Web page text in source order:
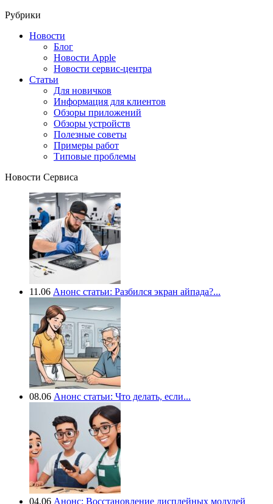
Рубрики
Новости
Блог
Новости Apple
Новости сервис-центра
Статьи
Для новичков
Информация для клиентов
Обзоры приложений
Обзоры устройств
Полезные советы
Примеры работ
Типовые проблемы
Новости Сервиса
11.06 Анонс статьи: Разбился экран айпада?...
08.06 Анонс статьи: Что делать, если...
04.06 Анонс: Восстановление дисплейных модулей